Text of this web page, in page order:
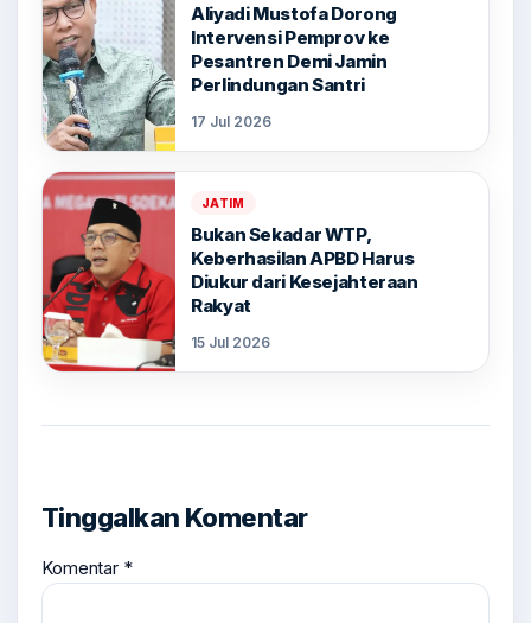
Aliyadi Mustofa Dorong
Intervensi Pemprov ke
Pesantren Demi Jamin
Perlindungan Santri
17 Jul 2026
JATIM
Bukan Sekadar WTP,
Keberhasilan APBD Harus
Diukur dari Kesejahteraan
Rakyat
15 Jul 2026
Tinggalkan Komentar
Komentar *